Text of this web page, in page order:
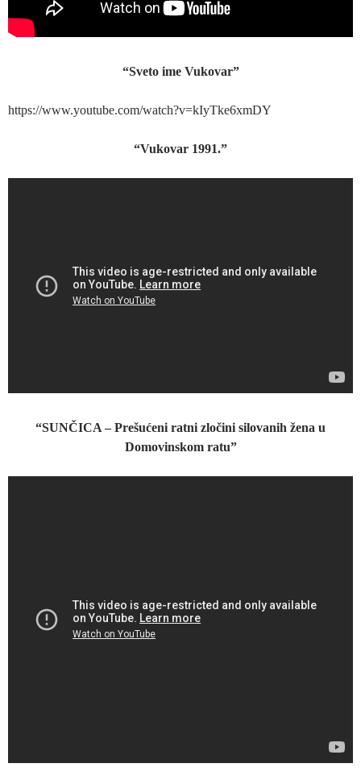
“Sveto ime Vukovar”
https://www.youtube.com/watch?v=kIyTke6xmDY
“Vukovar 1991.”
“SUNČICA – Prešućeni ratni zločini silovanih žena u
Domovinskom ratu”